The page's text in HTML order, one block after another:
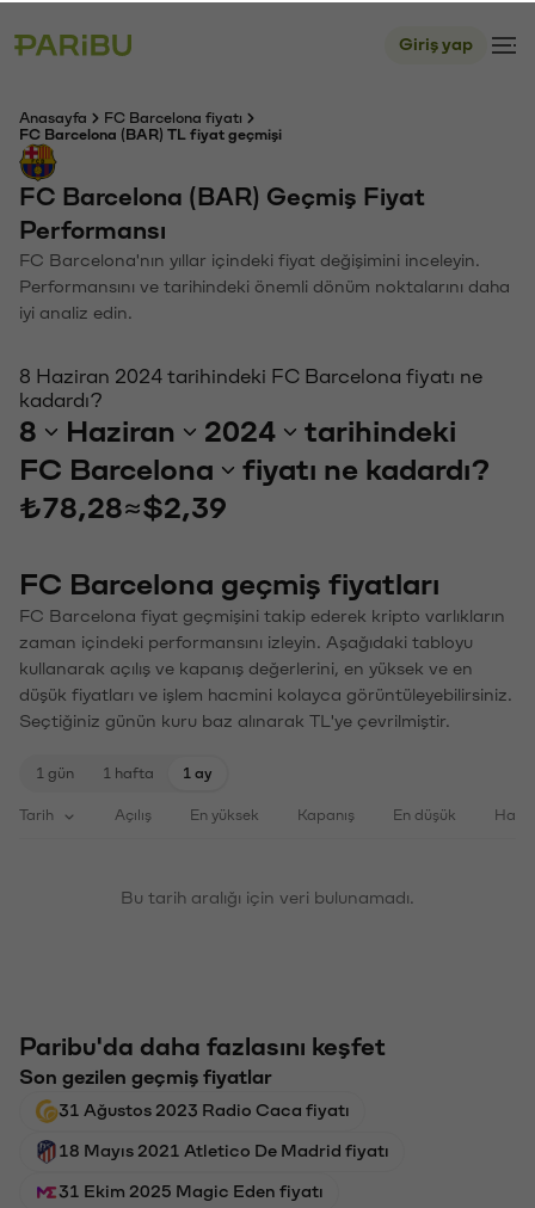
Giriş yap
Anasayfa
FC Barcelona fiyatı
FC Barcelona (BAR) TL fiyat geçmişi
FC Barcelona (BAR) Geçmiş Fiyat
Performansı
FC Barcelona'nın yıllar içindeki fiyat değişimini inceleyin.
Performansını ve tarihindeki önemli dönüm noktalarını daha
iyi analiz edin.
8 Haziran 2024 tarihindeki FC Barcelona fiyatı ne
kadardı?
8 Haziran 2024
tarihindeki
FC Barcelona
fiyatı ne kadardı?
₺78,28≈$2,39
FC Barcelona geçmiş fiyatları
FC Barcelona fiyat geçmişini takip ederek kripto varlıkların
zaman içindeki performansını izleyin. Aşağıdaki tabloyu
kullanarak açılış ve kapanış değerlerini, en yüksek ve en
düşük fiyatları ve işlem hacmini kolayca görüntüleyebilirsiniz.
Seçtiğiniz günün kuru baz alınarak TL'ye çevrilmiştir.
1 gün 1 hafta 1 ay
Tarih Açılış En yüksek Kapanış En düşük
Bu tarih aralığı için veri bulunamadı.
Paribu'da daha fazlasını keşfet
Son gezilen geçmiş fiyatlar
31 Ağustos 2023 Radio Caca fiyatı
18 Mayıs 2021 Atletico De Madrid fiyatı
31 Ekim 2025 Magic Eden fiyatı